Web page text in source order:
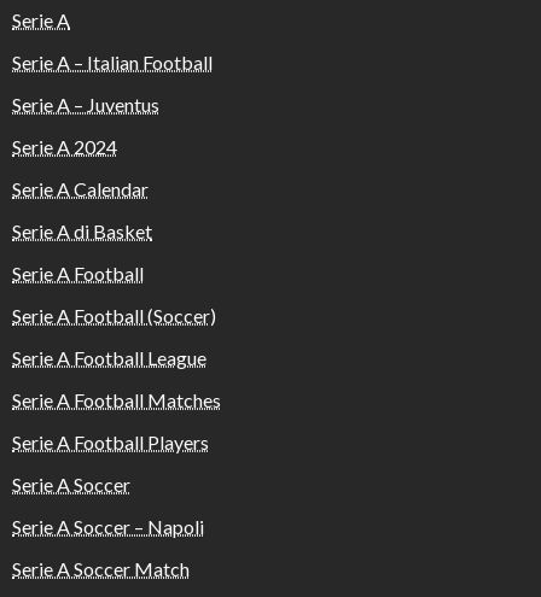
Serie A
Serie A – Italian Football
Serie A – Juventus
Serie A 2024
Serie A Calendar
Serie A di Basket
Serie A Football
Serie A Football (Soccer)
Serie A Football League
Serie A Football Matches
Serie A Football Players
Serie A Soccer
Serie A Soccer – Napoli
Serie A Soccer Match